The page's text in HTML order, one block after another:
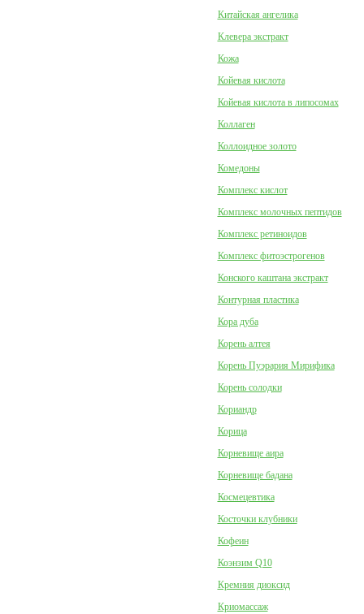
Китайская ангелика
Клевера экстракт
Кожа
Койевая кислота
Койевая кислота в липосомах
Коллаген
Коллоидное золото
Комедоны
Комплекс кислот
Комплекс молочных пептидов
Комплекс ретиноидов
Комплекс фитоэстрогенов
Конского каштана экстракт
Контурная пластика
Кора дуба
Корень алтея
Корень Пуэрария Мирифика
Корень солодки
Кориандр
Корица
Корневище аира
Корневище бадана
Космецевтика
Косточки клубники
Кофеин
Коэнзим Q10
Кремния диоксид
Криомассаж